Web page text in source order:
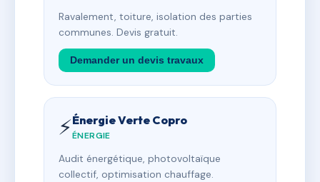
Ravalement, toiture, isolation des parties
communes. Devis gratuit.
Demander un devis travaux
⚡Énergie Verte Copro
ÉNERGIE
Audit énergétique, photovoltaïque
collectif, optimisation chauffage.